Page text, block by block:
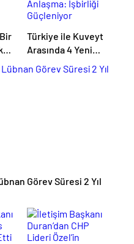
Türkiye ile Kuveyt
Arasında 4 Yeni
Anlaşma: İşbirliği
Güçleniyor
Görev Süresi 2 Yıl